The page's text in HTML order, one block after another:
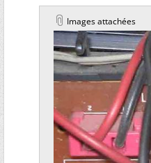
Images attachées